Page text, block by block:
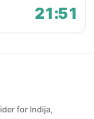
21:51
for Indija,